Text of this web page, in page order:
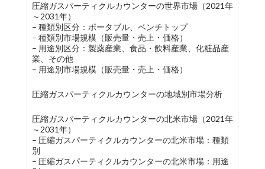
圧縮ガスパーティクルカウンターの世界市場（2021年
～2031年）
– 種類別区分：ポータブル、ベンチトップ
– 種類別市場規模（販売量・売上・価格）
– 用途別区分：製薬産業、食品・飲料産業、化粧品産
業、その他
– 用途別市場規模（販売量・売上・価格）
圧縮ガスパーティクルカウンターの地域別市場分析
圧縮ガスパーティクルカウンターの北米市場（2021年
～2031年）
– 圧縮ガスパーティクルカウンターの北米市場：種類
別
– 圧縮ガスパーティクルカウンターの北米市場：用途